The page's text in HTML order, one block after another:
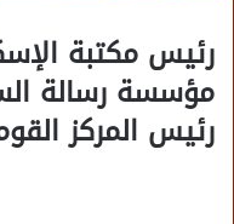
رئيس مكتبة
مؤسسة رسالة
رئيس المركز